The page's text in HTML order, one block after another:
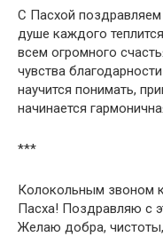
С Пасхой поздравляем
душе каждого
всем огромного
чувства
научится понимать,
начинается
***
Колокольным звоном
Пасха! Поздравляю с
Желаю добра, чистоты,